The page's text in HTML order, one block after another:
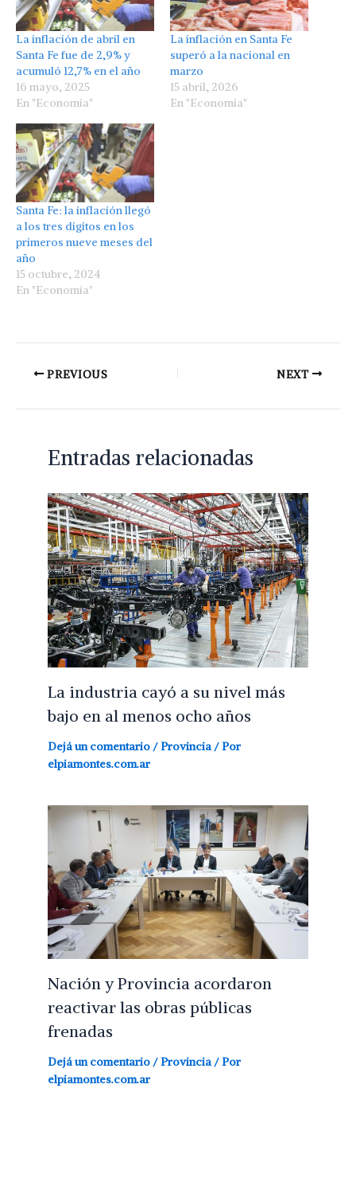
La inflación de abril en
Santa Fe fue de 2,9% y
acumuló 12,7% en el año
16 mayo, 2025
En "Economía"
La inflación en Santa Fe
superó a la nacional en
marzo
15 abril, 2026
En "Economía"
Santa Fe: la inflación llegó
a los tres dígitos en los
primeros nueve meses del
año
15 octubre, 2024
En "Economía"
PREVIOUS NEXT
Entradas relacionadas
La industria cayó a su nivel más
bajo en al menos ocho años
Dejá un comentario /Provincia / Por
elpiamontes.com.ar
Nación y Provincia acordaron
reactivar las obras públicas
frenadas
Dejá un comentario /Provincia / Por
elpiamontes.com.ar